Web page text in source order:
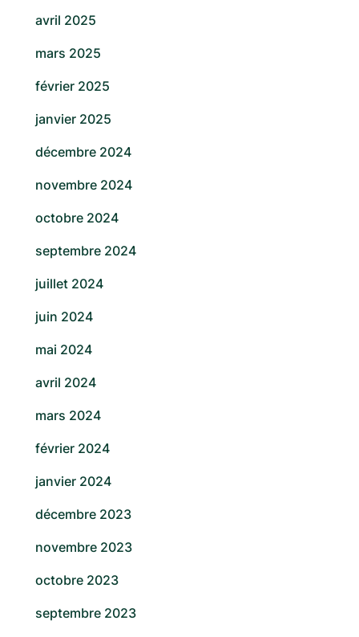
avril 2025
mars 2025
février 2025
janvier 2025
décembre 2024
novembre 2024
octobre 2024
septembre 2024
juillet 2024
juin 2024
mai 2024
avril 2024
mars 2024
février 2024
janvier 2024
décembre 2023
novembre 2023
octobre 2023
septembre 2023